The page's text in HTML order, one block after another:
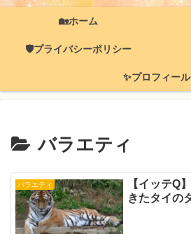
🏡ホーム
🛡️プライバシーポリシー
✨プロフィール
バラエティ
バラエティ
【イッテQ
きたタイの